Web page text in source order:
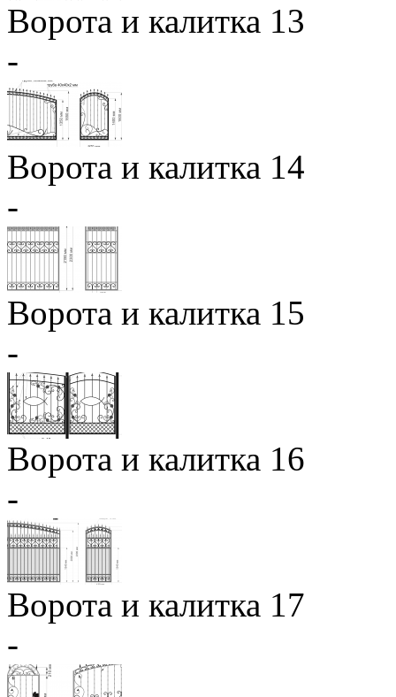
Ворота и калитка 13
-
Ворота и калитка 14
-
Ворота и калитка 15
-
Ворота и калитка 16
-
Ворота и калитка 17
-